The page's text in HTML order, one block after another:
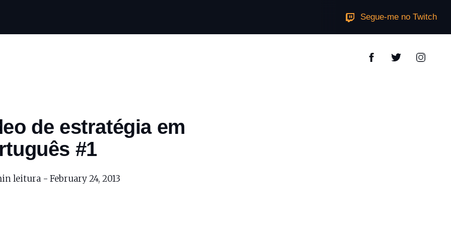
Segue-me no Twitch
de estratégia em
#1
leitura - February 24, 2013